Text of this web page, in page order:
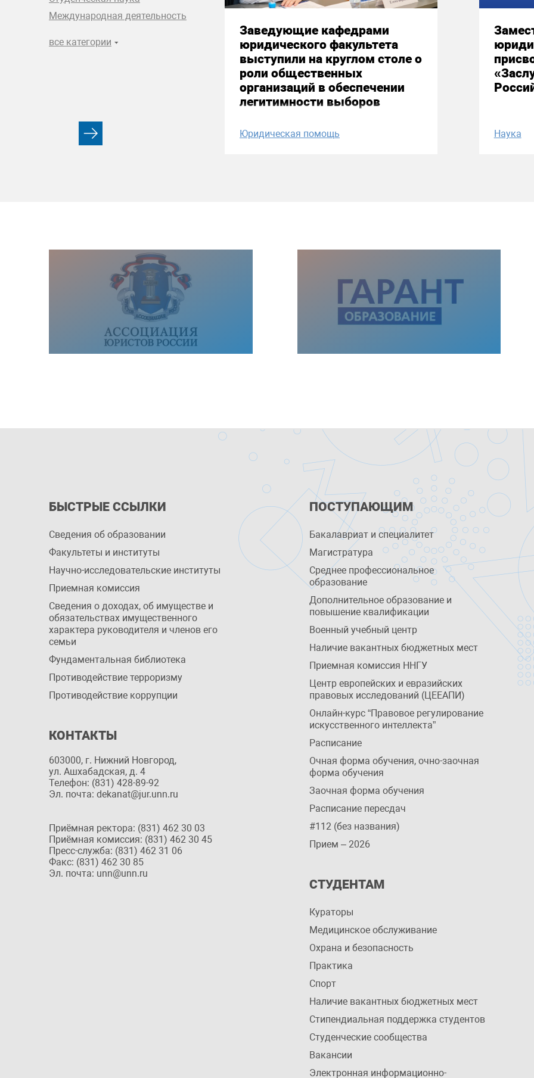
Международная деятельность
все категории
Заведующие кафедрами
юридического факультета
выступили на круглом столе о
роли общественных
организаций в обеспечении
легитимности выборов
Юридическая помощь Наука
БЫСТРЫЕ ССЫЛКИ
Сведения об образовании
Факультеты и институты
Научно-исследовательские институты
Приемная комиссия
Сведения о доходах, об имуществе и
обязательствах имущественного
характера руководителя и членов его
семьи
Фундаментальная библиотека
Противодействие терроризму
Противодействие коррупции
КОНТАКТЫ
603000, г. Нижний Новгород,
ул. Ашхабадская, д. 4
Телефон: (831) 428-89-92
Эл. почта: dekanat@jur.unn.ru
Приёмная ректора: (831) 462 30 03
Приёмная комиссия: (831) 462 30 45
Пресс-служба: (831) 462 31 06
Факс: (831) 462 30 85
Эл. почта: unn@unn.ru
ПОСТУПАЮЩИМ
Бакалавриат и специалитет
Магистратура
Среднее профессиональное
образование
Дополнительное образование и
повышение квалификации
Военный учебный центр
Наличие вакантных бюджетных мест
Приемная комиссия ННГУ
Центр европейских и евразийских
правовых исследований (ЦЕЕАПИ)
Онлайн-курс “Правовое регулирование
искусственного интеллекта”
Расписание
Очная форма обучения, очно-заочная
форма обучения
Заочная форма обучения
Расписание пересдач
#112 (без названия)
Прием – 2026
СТУДЕНТАМ
Кураторы
Медицинское обслуживание
Охрана и безопасность
Практика
Спорт
Наличие вакантных бюджетных мест
Стипендиальная поддержка студентов
Студенческие сообщества
Вакансии
Электронная информационно-